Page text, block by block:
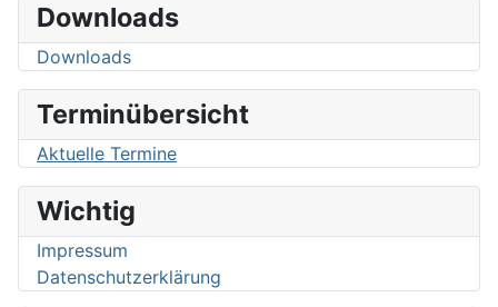
Downloads
Downloads
Terminübersicht
Aktuelle Termine
Wichtig
Impressum
Datenschutzerklärung